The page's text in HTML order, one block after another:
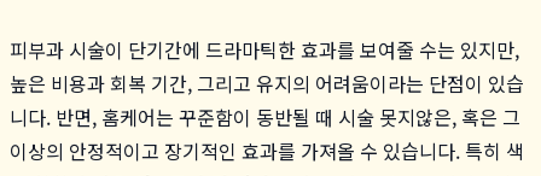
피부과 시술이 단기간에 드라마틱한 효과를 보여줄 수는 있지만,
높은 비용과 회복 기간, 그리고 유지의 어려움이라는 단점이 있습
니다. 반면, 홈케어는 꾸준함이 동반될 때 시술 못지않은, 혹은 그
이상의 안정적이고 장기적인 효과를 가져올 수 있습니다. 특히 색